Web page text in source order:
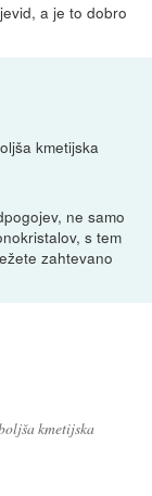
a je to dobro
kmetijska
ne samo
s tem
zahtevano
kmetijska